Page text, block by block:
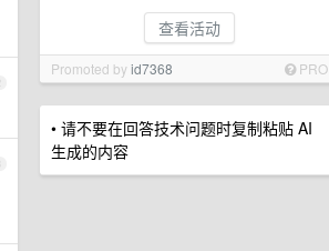
查看活动
Promoted byid7368 PRO
• 请不要在回答技术问题时复制粘贴 AI
生成的内容